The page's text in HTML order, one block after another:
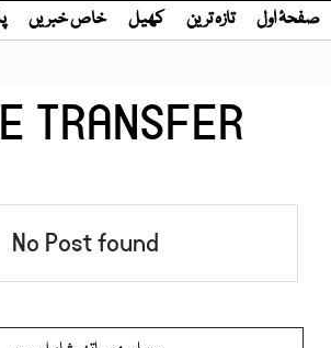
صفحۂ اول تازہ ترین کھیل خاص خبریں
TRANSFER
No Post found